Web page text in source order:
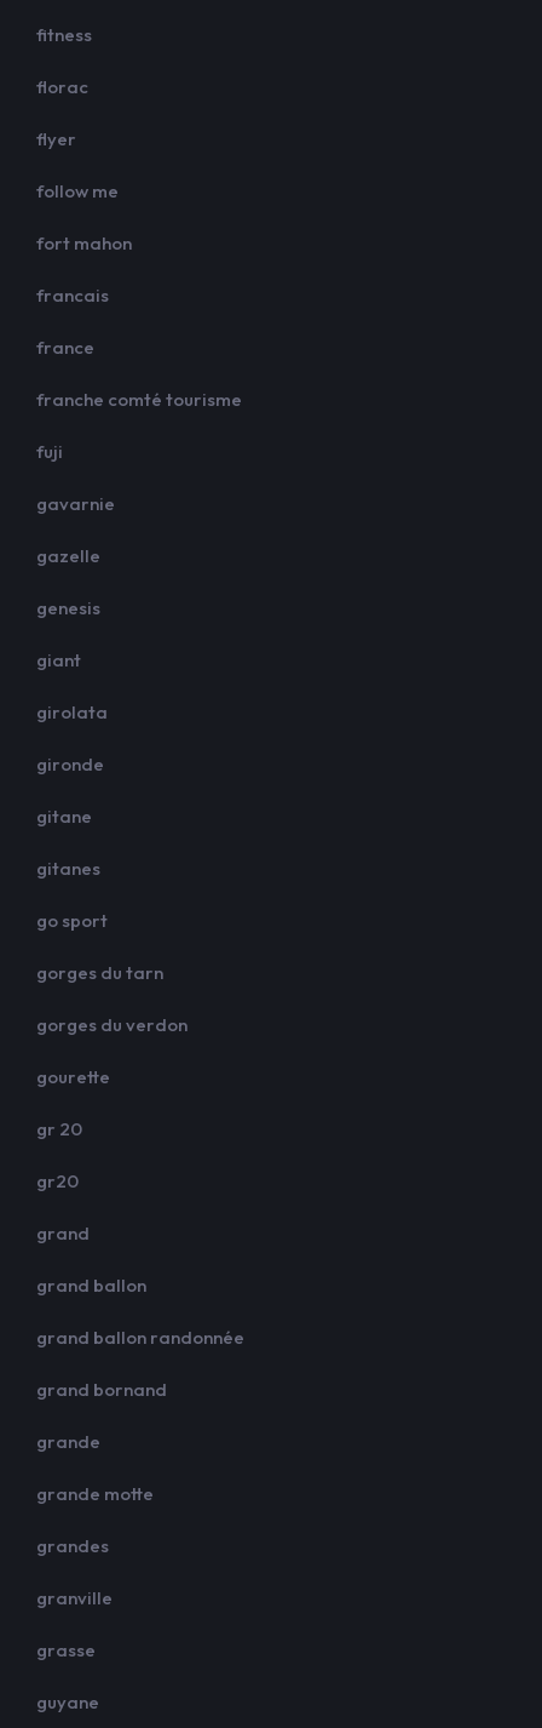
fitness
florac
flyer
follow me
fort mahon
francais
france
franche comté tourisme
fuji
gavarnie
gazelle
genesis
giant
girolata
gironde
gitane
gitanes
go sport
gorges du tarn
gorges du verdon
gourette
gr 20
gr20
grand
grand ballon
grand ballon randonnée
grand bornand
grande
grande motte
grandes
granville
grasse
guyane